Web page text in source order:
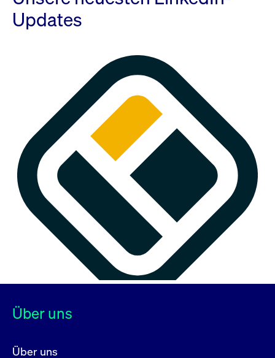
Updates
Über uns
Über uns